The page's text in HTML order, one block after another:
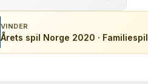
VINDER
Årets spil Norge 2020 · Familiespil